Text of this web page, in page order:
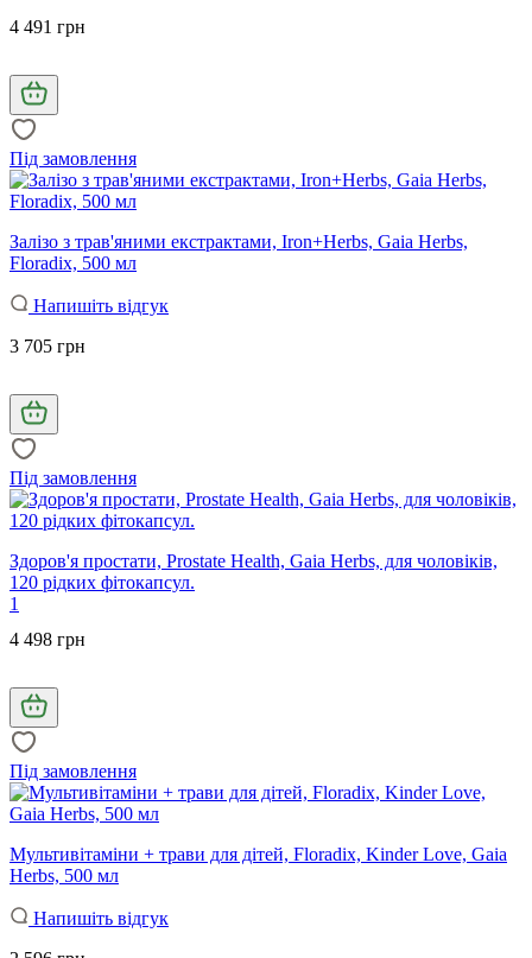
4 491 грн
Під замовлення
Залізо з трав'яними екстрактами, Iron+Herbs, Gaia Herbs,
Floradix, 500 мл
Напишіть відгук
3 705 грн
Під замовлення
Здоров'я простати, Prostate Health, Gaia Herbs, для чоловіків,
120 рідких фітокапсул.
1
4 498 грн
Під замовлення
Мультивітаміни + трави для дітей, Floradix, Kinder Love, Gaia
Herbs, 500 мл
Напишіть відгук